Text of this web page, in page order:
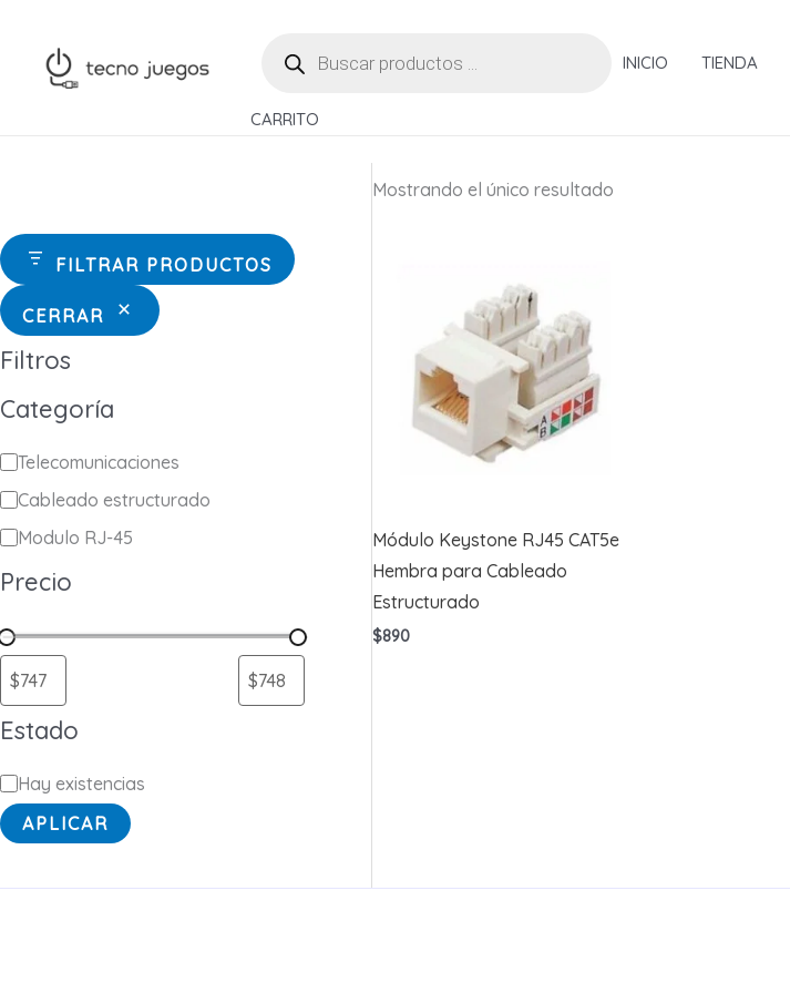
contenido
PRODUCTOS
INICIO TIENDA
CARRITO
FILTRAR PRODUCTOS
CERRAR
Filtros
Categoría
C
a
t
e
o
í
a
Telecomunicaciones
Cableado estructurado
Modulo RJ-45
Precio
Estado
E
s
a
Hay existencias
APLICAR
Mostrando el único resultado
Módulo Keystone RJ45 CAT5e
Hembra para Cableado
Estructurado
$890